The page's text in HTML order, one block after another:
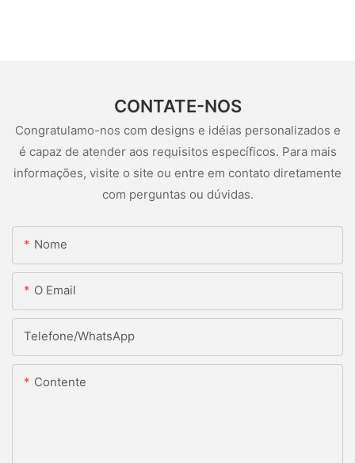
CONTATE-NOS
Congratulamo-nos com designs e idéias personalizados e
é capaz de atender aos requisitos específicos. Para mais
informações, visite o site ou entre em contato diretamente
com perguntas ou dúvidas.
Nome
O Email
Telefone/WhatsApp
Contente